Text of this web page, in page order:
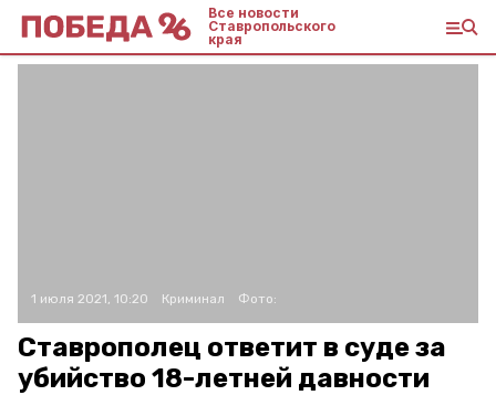
Все новости
Ставропольского
края
1 июля 2021, 10:20 Криминал Фото:
Ставрополец ответит в суде за
убийство 18-летней давности